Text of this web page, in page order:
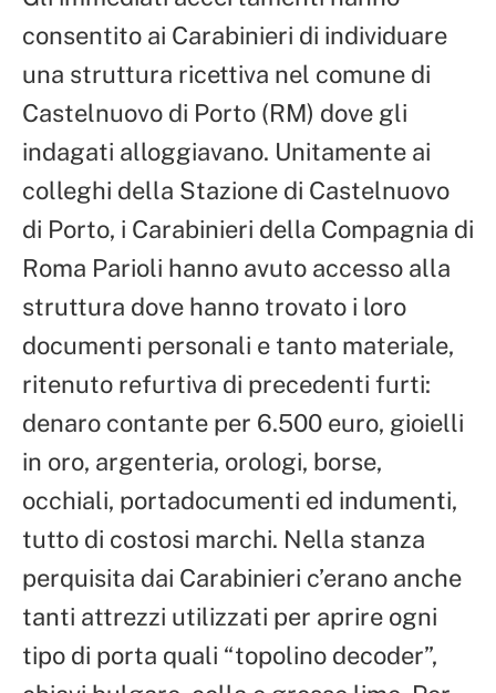
consentito ai Carabinieri di individuare
una struttura ricettiva nel comune di
Castelnuovo di Porto (RM) dove gli
indagati alloggiavano. Unitamente ai
colleghi della Stazione di Castelnuovo
di Porto, i Carabinieri della Compagnia di
Roma Parioli hanno avuto accesso alla
struttura dove hanno trovato i loro
documenti personali e tanto materiale,
ritenuto refurtiva di precedenti furti:
denaro contante per 6.500 euro, gioielli
in oro, argenteria, orologi, borse,
occhiali, portadocumenti ed indumenti,
tutto di costosi marchi. Nella stanza
perquisita dai Carabinieri c’erano anche
tanti attrezzi utilizzati per aprire ogni
tipo di porta quali “topolino decoder”,